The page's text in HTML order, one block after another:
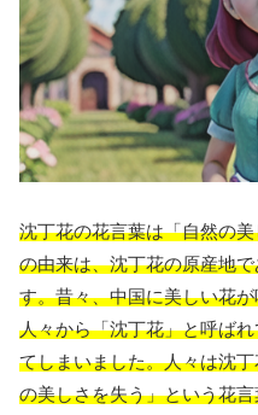
沈丁花の花言葉は「自然の
の由来は、沈丁花の原産地
す。昔々、中国に美しい花
人々から「沈丁花」と呼ば
てしまいました。人々は沈
の美しさを失う」という花